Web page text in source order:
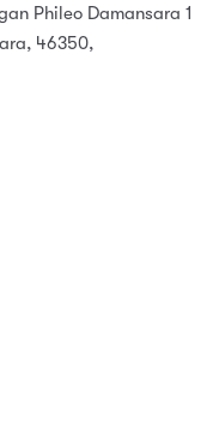
Phileo Damansara 1
46350,